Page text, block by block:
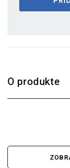
O produkte